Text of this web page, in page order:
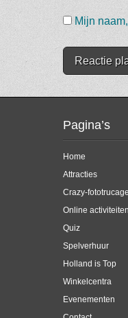
Mijn
Pagina’s
Home
Attracties
Crazy-fototrucage
Online activiteiten
Quiz
Spelverhuur
Holland is Top
Winkelcentra
Evenementen